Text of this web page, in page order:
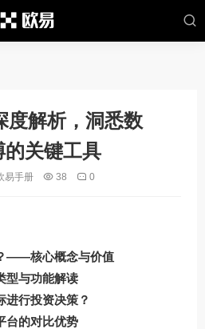
度解析，洞悉数
关键工具
易手册 38 0
——核心概念与价值
型与功能解读
进行投资决策？
台的对比优势